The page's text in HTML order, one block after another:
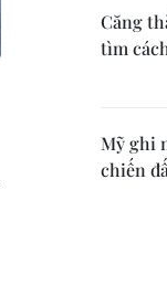
Căng
tìm
Mỹ ghi
chiến